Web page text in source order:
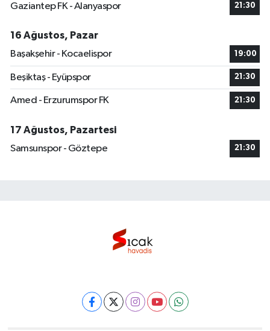
Gaziantep FK - Alanyaspor 21:30
16 Ağustos, Pazar
Başakşehir - Kocaelispor
19:00
Beşiktaş - Eyüpspor 21:30
Amed - Erzurumspor FK 21:30
17 Ağustos, Pazartesi
Samsunspor - Göztepe
21:30